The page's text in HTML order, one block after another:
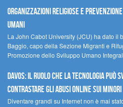
Organizzazioni religiose e
umani
La John Cabot University (JCU) ha dato il
Baggio, capo della Sezione Migranti e
Promozione dello Sviluppo Umano
Davos: il ruolo che la tecnologia può
contrastare gli abusi online sui minori
Diventare grandi su Internet non è mai